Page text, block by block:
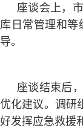
座谈会上，
库日常管理和等
导。
座谈结束后
优化建议。调研
好发挥应急救援